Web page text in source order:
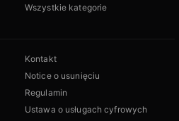
Wszystkie kategorie
Kontakt
Notice o usunięciu
Regulamin
Ustawa o usługach cyfrowych